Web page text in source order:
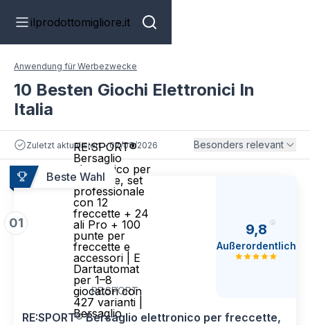
ilprodottomigliore.it
Anwendung für Werbezwecke
10 Besten Giochi Elettronici In
Italia
Zuletzt aktualisiert - 07/08/2026 Besonders relevant
Beste Wahl
01
RE:SPORT®
Bersaglio
elettronico per
freccette, set
professionale
con 12
freccette + 24
ali Pro + 100
punte per
freccette e
accessori | E
Dartautomat
per 1–8
giocatori con
427 varianti |
Bersaglio
RE:SPORT
9,8
Außerordentlich
RE:SPORT® Bersaglio elettronico per freccette,